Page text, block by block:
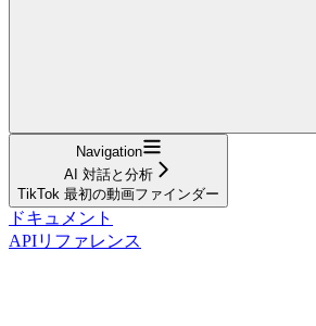
Navigation
AI 対話と分析
TikTok 最初の動画ファインダー
ドキュメント
APIリファレンス